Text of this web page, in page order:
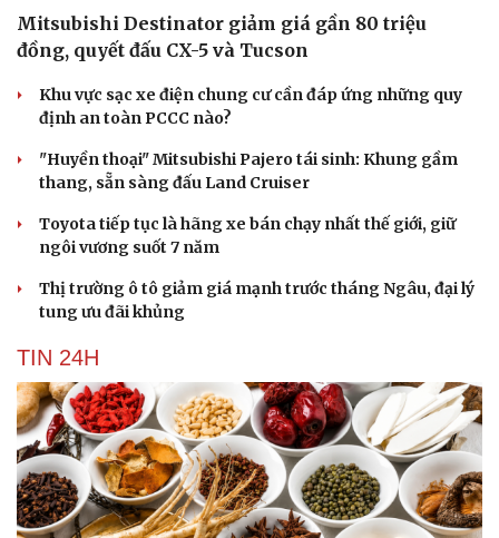
Mitsubishi Destinator giảm giá gần 80 triệu
đồng, quyết đấu CX-5 và Tucson
Khu vực sạc xe điện chung cư cần đáp ứng những quy
định an toàn PCCC nào?
"Huyền thoại" Mitsubishi Pajero tái sinh: Khung gầm
thang, sẵn sàng đấu Land Cruiser
Toyota tiếp tục là hãng xe bán chạy nhất thế giới, giữ
ngôi vương suốt 7 năm
Thị trường ô tô giảm giá mạnh trước tháng Ngâu, đại lý
tung ưu đãi khủng
TIN 24H